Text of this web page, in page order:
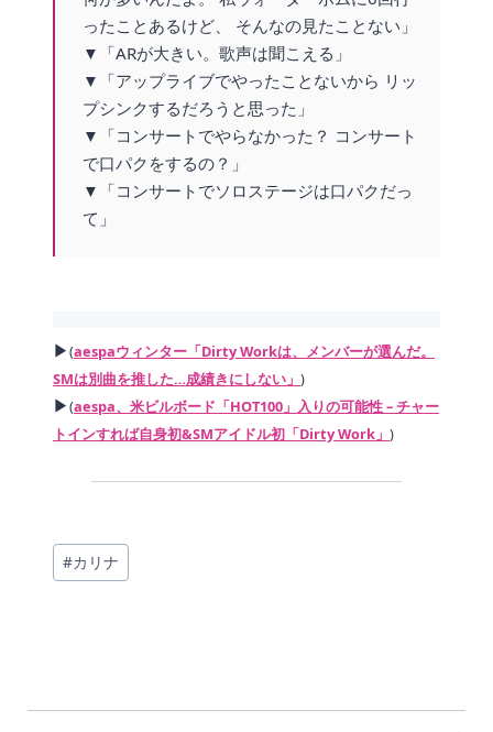
ったことあるけど、 そんなの見たことない」
▼「ARが大きい。歌声は聞こえる」
▼「アップライブでやったことないから リッ
プシンクするだろうと思った」
▼「コンサートでやらなかった？ コンサート
で口パクをするの？」
▼「コンサートでソロステージは口パクだっ
て」
▶(aespaウィンター「Dirty Workは、メンバーが選んだ。
SMは別曲を推した…成績きにしない」 )
▶(aespa、米ビルボード「HOT100」入りの可能性 – チャー
トインすれば自身初&SMアイドル初「Dirty Work」 )
投
稿
#カリナ